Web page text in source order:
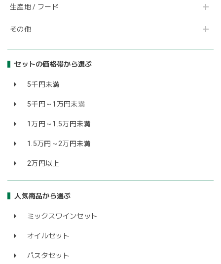
生産地 / フード
その他
セットの価格帯から選ぶ
5千円未満
5千円～1万円未満
1万円～1.5万円未満
1.5万円～2万円未満
2万円以上
人気商品から選ぶ
ミックスワインセット
オイルセット
パスタセット